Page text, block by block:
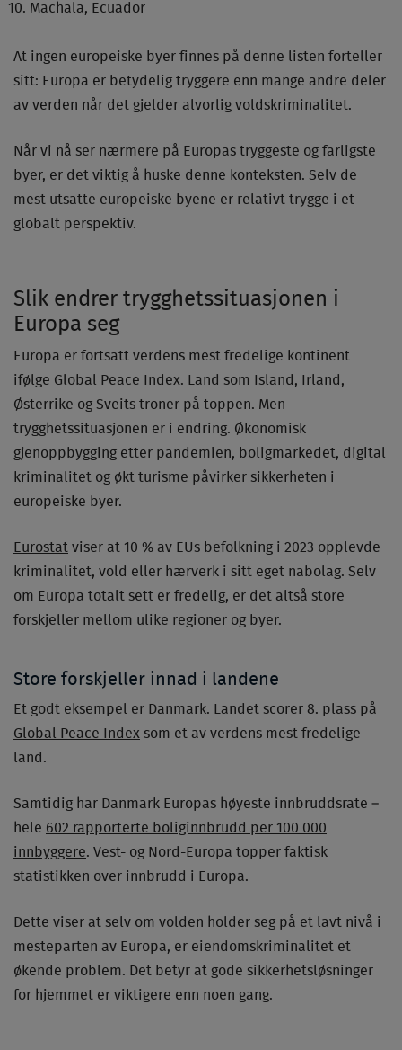
Machala, Ecuador
At ingen europeiske byer finnes på denne listen forteller
sitt: Europa er betydelig tryggere enn mange andre deler
av verden når det gjelder alvorlig voldskriminalitet.
Når vi nå ser nærmere på Europas tryggeste og farligste
byer, er det viktig å huske denne konteksten. Selv de
mest utsatte europeiske byene er relativt trygge i et
globalt perspektiv.
Slik endrer trygghetssituasjonen i
Europa seg
Europa er fortsatt verdens mest fredelige kontinent
ifølge Global Peace Index. Land som Island, Irland,
Østerrike og Sveits troner på toppen. Men
trygghetssituasjonen er i endring. Økonomisk
gjenoppbygging etter pandemien, boligmarkedet, digital
kriminalitet og økt turisme påvirker sikkerheten i
europeiske byer.
Eurostat viser at 10 % av EUs befolkning i 2023 opplevde
kriminalitet, vold eller hærverk i sitt eget nabolag. Selv
om Europa totalt sett er fredelig, er det altså store
forskjeller mellom ulike regioner og byer.
Store forskjeller innad i landene
Et godt eksempel er Danmark. Landet scorer 8. plass på
Global Peace Index som et av verdens mest fredelige
land.
Samtidig har Danmark Europas høyeste innbruddsrate –
hele 602 rapporterte boliginnbrudd per 100 000
innbyggere. Vest- og Nord-Europa topper faktisk
statistikken over innbrudd i Europa.
Dette viser at selv om volden holder seg på et lavt nivå i
mesteparten av Europa, er eiendomskriminalitet et
økende problem. Det betyr at gode sikkerhetsløsninger
for hjemmet er viktigere enn noen gang.